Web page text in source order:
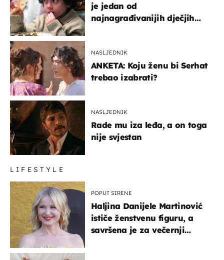
je jedan od
najnagrađivanijih dječjih
NASLJEDNIK
ANKETA: Koju ženu bi Serhat
trebao izabrati?
NASLJEDNIK
Rade mu iza leđa, a on toga
nije svjestan
LIFESTYLE
POPUT SIRENE
Haljina Danijele Martinović
ističe ženstvenu figuru, a
savršena je za večernji